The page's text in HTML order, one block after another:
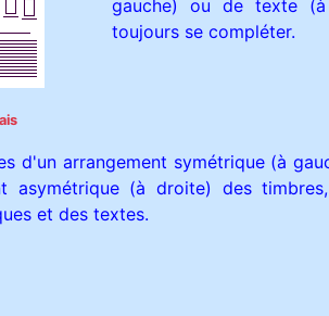
gauche) ou de texte
toujours se compléter.
d'un arrangement symétrique (à
asymétrique (à droite) des
et des textes.